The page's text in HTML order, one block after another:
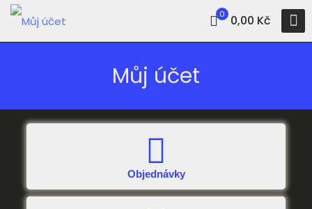
0 0,00 Kč
Můj účet
Objednávky